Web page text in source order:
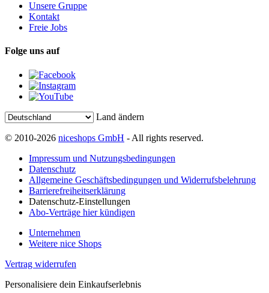
Unsere Gruppe
Kontakt
Freie Jobs
Folge uns auf
Land ändern
© 2010-2026 niceshops GmbH - All rights reserved.
Impressum und Nutzungsbedingungen
Datenschutz
Allgemeine Geschäftsbedingungen und Widerrufsbelehrung
Barrierefreiheitserklärung
Datenschutz-Einstellungen
Abo-Verträge hier kündigen
Unternehmen
Weitere nice Shops
Vertrag widerrufen
Personalisiere dein Einkaufserlebnis